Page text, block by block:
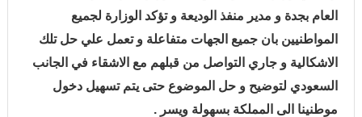
العام بجدة و مدير منفذ الوديعة و تؤكد الوزارة لجميع
المواطنيين بان جميع الجهات متفاعلة و تعمل علي حل تلك
الاشكالية و جاري التواصل من قبلهم مع الاشقاء في الجانب
السعودي لتوضيح و حل الموضوع حتى يتم تسهيل دخول
موطنينا الى المملكة بسهولة ويسر .